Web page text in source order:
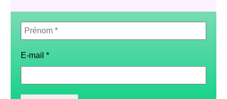
Prénom
E-mail*